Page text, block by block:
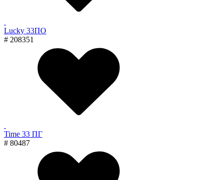
Lucky 33ПО
# 208351
Time 33 ПГ
# 80487